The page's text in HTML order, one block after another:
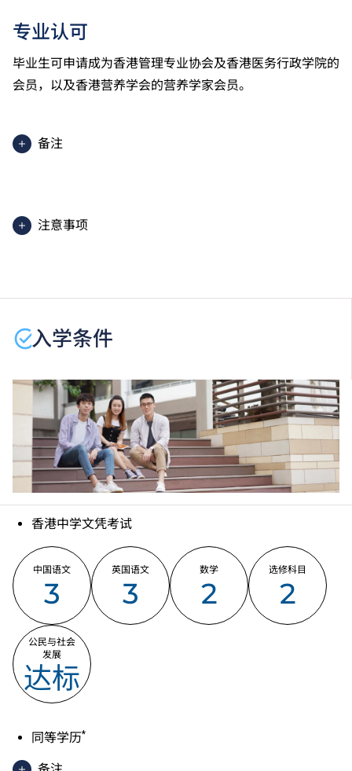
专业认可
毕业生可申请成为香港管理专业协会及香港医务行政学院的
会员，以及香港营养学会的营养学家会员。
备注
2025入学分数即2025年度获取录学生于香港中学文凭
考试中最佳五科成绩（包括中国语文、英国语文、数
绩，于申请入学时会被视为等同香港中学文凭考试科目
成绩达「第二级」。
被接受为符合公民与社会发展科的科目要求。
注意事项
分校／上课地点。
入学条件
香港中学文凭考试
中国语文
3
英国语文
3
数学
2
选修科目
2
公民与社会
发展
达标
同等学历*